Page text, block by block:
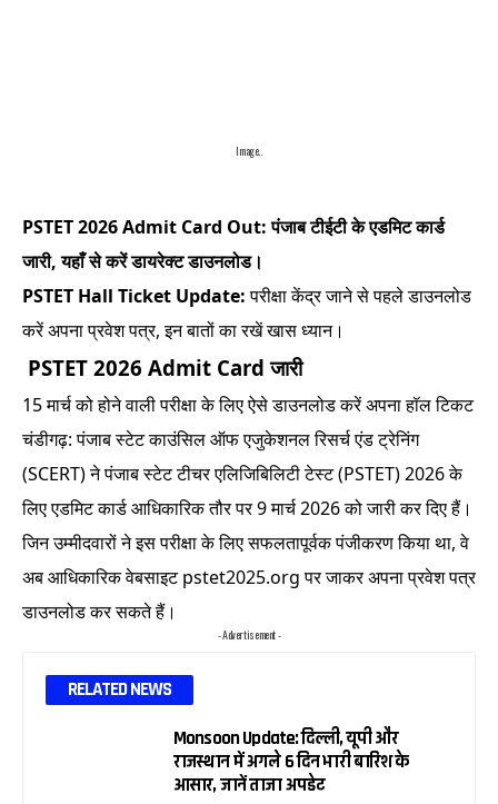
Image..
PSTET 2026 Admit Card Out: पंजाब टीईटी के एडमिट कार्ड
जारी, यहाँ से करें डायरेक्ट डाउनलोड।
PSTET Hall Ticket Update:परीक्षा केंद्र जाने से पहले डाउनलोड
करें अपना प्रवेश पत्र, इन बातों का रखें खास ध्यान।
PSTET 2026 Admit Card जारी
15 मार्च को होने वाली परीक्षा के लिए ऐसे डाउनलोड करें अपना हॉल टिकट
चंडीगढ़: पंजाब स्टेट काउंसिल ऑफ एजुकेशनल रिसर्च एंड ट्रेनिंग
(SCERT) ने पंजाब स्टेट टीचर एलिजिबिलिटी टेस्ट (PSTET) 2026 के
लिए एडमिट कार्ड आधिकारिक तौर पर 9 मार्च 2026 को जारी कर दिए हैं।
जिन उम्मीदवारों ने इस परीक्षा के लिए सफलतापूर्वक पंजीकरण किया था, वे
अब आधिकारिक वेबसाइट pstet2025.org पर जाकर अपना प्रवेश पत्र
डाउनलोड कर सकते हैं।
- Advertisement -
RELATED NEWS
Monsoon Update: दिल्ली, यूपी और
राजस्थान में अगले 6 दिन भारी बारिश के
आसार, जानें ताजा अपडेट